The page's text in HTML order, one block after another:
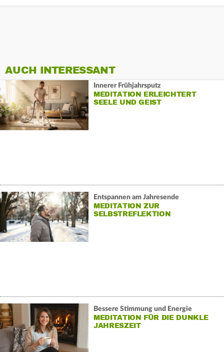
AUCH INTERESSANT
Innerer Frühjahrsputz
MEDITATION ERLEICHTERT
SEELE UND GEIST
Entspannen am Jahresende
MEDITATION ZUR
SELBSTREFLEKTION
Bessere Stimmung und Energie
MEDITATION FÜR DIE DUNKLE
JAHRESZEIT